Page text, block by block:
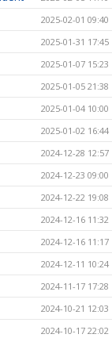
2025-02-01 09:40
2025-01-31 17:45
2025-01-07 15:23
2025-01-05 21:38
2025-01-04 10:00
2025-01-02 16:44
2024-12-28 12:57
2024-12-23 09:00
2024-12-22 19:08
2024-12-16 11:32
2024-12-16 11:17
2024-12-11 10:24
2024-11-17 17:28
2024-10-21 12:03
2024-10-17 22:02